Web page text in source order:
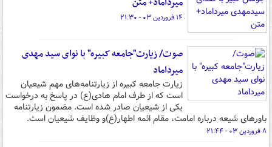
۱۴ فروردین ۰۳ - ۲۱:۳۰
صوت/ زیارت"جامعه کبیره" با نوای سید مهدی
میرداماد
زیارت جامعه کبیره از زیارتنامه‌های مهم شیعیان
است که از طرف امام هادی(ع) در پاسخ به درخواست
یکی از شیعیان صادر شده است. مضمون زیارتنامه
باورهای شیعه درباره امامت، مقام ائمه اطهار(ع)و وظایف شیعیان است.
۸ فروردین ۰۳ - ۲۱:۴۴